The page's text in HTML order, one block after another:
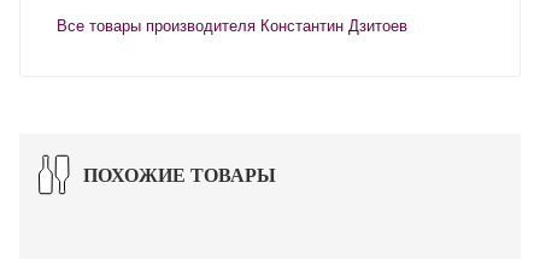
Все товары производителя Константин Дзитоев
ПОХОЖИЕ ТОВАРЫ